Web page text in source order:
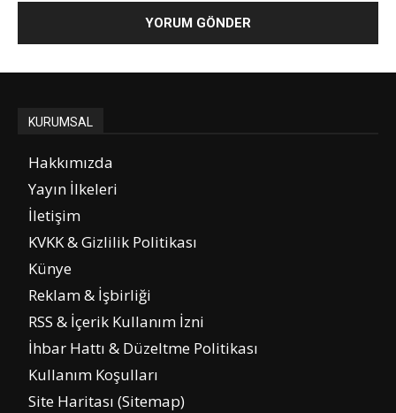
KURUMSAL
Hakkımızda
Yayın İlkeleri
İletişim
KVKK & Gizlilik Politikası
Künye
Reklam & İşbirliği
RSS & İçerik Kullanım İzni
İhbar Hattı & Düzeltme Politikası
Kullanım Koşulları
Site Haritası (Sitemap)